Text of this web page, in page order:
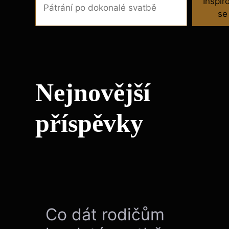
se
Nejnovější
příspěvky
Co dát rodičům